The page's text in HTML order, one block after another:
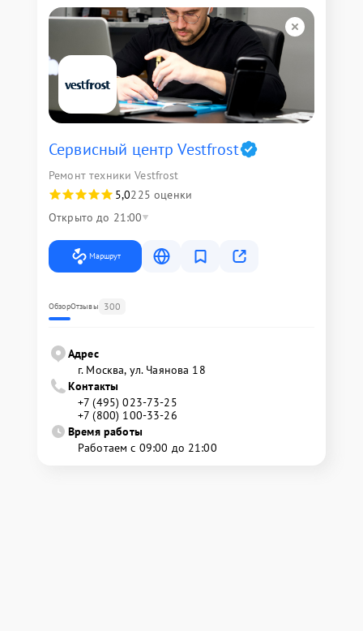
Сервисный центр Vestfrost
Ремонт техники Vestfrost
5,0225 оценки
Открыто до 21:00
Маршрут
ОбзорОтзывы 300
Адрес
г. Москва, ул. Чаянова 18
Контакты
+7 (495) 023-73-25
+7 (800) 100-33-26
Время работы
Работаем с 09:00 до 21:00